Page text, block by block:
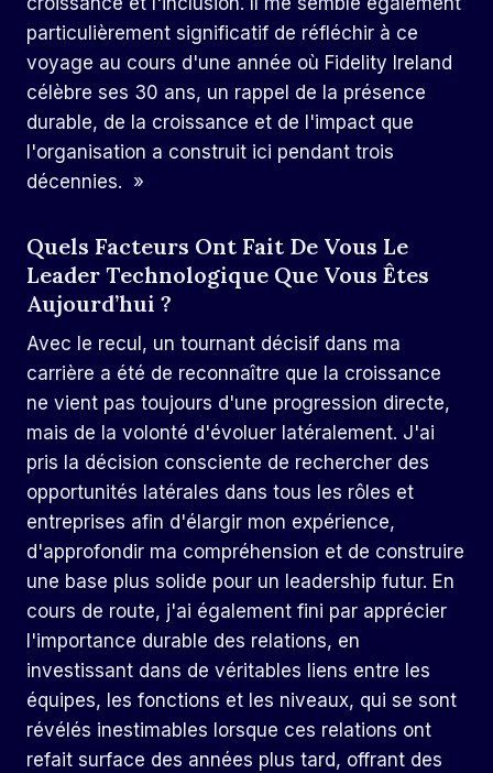
particulièrement significatif de réfléchir à ce
voyage au cours d'une année où Fidelity Ireland
célèbre ses 30 ans, un rappel de la présence
durable, de la croissance et de l'impact que
l'organisation a construit ici pendant trois
décennies. »
Quels Facteurs Ont Fait De Vous Le
Leader Technologique Que Vous Êtes
Aujourd’hui ?
Avec le recul, un tournant décisif dans ma
carrière a été de reconnaître que la croissance
ne vient pas toujours d'une progression directe,
mais de la volonté d'évoluer latéralement. J'ai
pris la décision consciente de rechercher des
opportunités latérales dans tous les rôles et
entreprises afin d'élargir mon expérience,
d'approfondir ma compréhension et de construire
une base plus solide pour un leadership futur. En
cours de route, j'ai également fini par apprécier
l'importance durable des relations, en
investissant dans de véritables liens entre les
équipes, les fonctions et les niveaux, qui se sont
révélés inestimables lorsque ces relations ont
refait surface des années plus tard, offrant des